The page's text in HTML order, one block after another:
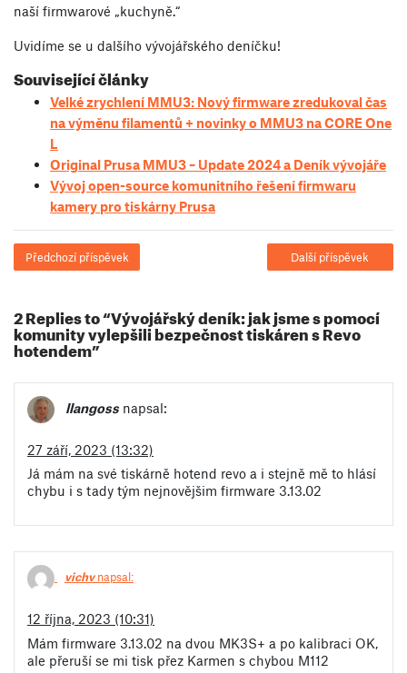
naší firmwarové „kuchyně.“
Uvidíme se u dalšího vývojářského deníčku!
Související články
Velké zrychlení MMU3: Nový firmware zredukoval čas
na výměnu filamentů + novinky o MMU3 na CORE One
L
Original Prusa MMU3 – Update 2024 a Deník vývojáře
Vývoj open-source komunitního řešení firmwaru
kamery pro tiskárny Prusa
Předchozí příspěvek Další příspěvek
2 Replies to “Vývojářský deník: jak jsme s pomocí
komunity vylepšili bezpečnost tiskáren s Revo
hotendem”
llangoss napsal:
27 září, 2023 (13:32)
Já mám na své tiskárně hotend revo a i stejně mě to hlásí
chybu i s tady tým nejnovějšim firmware 3.13.02
vichv napsal:
12 října, 2023 (10:31)
Mám firmware 3.13.02 na dvou MK3S+ a po kalibraci OK,
ale přeruší se mi tisk přez Karmen s chybou M112